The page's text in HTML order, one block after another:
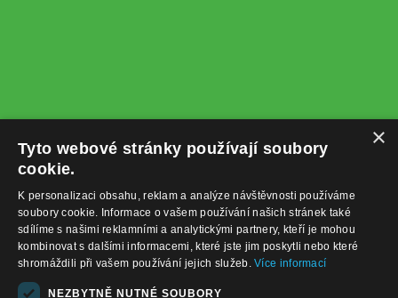
+420732122225
×
Tyto webové stránky používají soubory
cookie.
K personalizaci obsahu, reklam a analýze návštěvnosti používáme
soubory cookie. Informace o vašem používání našich stránek také
sdílíme s našimi reklamními a analytickými partnery, kteří je mohou
kombinovat s dalšími informacemi, které jste jim poskytli nebo které
shromáždili při vašem používání jejich služeb.Více informací
NEZBYTNĚ NUTNÉ SOUBORY